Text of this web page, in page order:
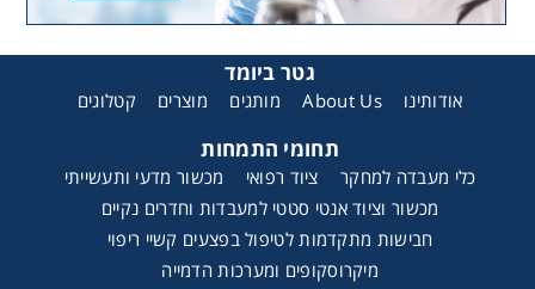
גטר ביומד
אודותינו About Us מותגים מוצרים קטלוגים
תחומי התמחות
כלי מעבדה למחקר ציוד רפואי
מכשור מדעי ותעשייתי
מכשור וציוד אנטי סטטי למעבדות וחדרים נקיים
חבישות מתקדמות לטיפול בפצעים קשיי ריפוי
מיקרוסקופים ומערכות הדמייה